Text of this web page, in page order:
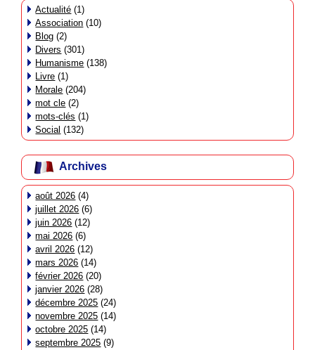
Actualité (1)
Association (10)
Blog (2)
Divers (301)
Humanisme (138)
Livre (1)
Morale (204)
mot cle (2)
mots-clés (1)
Social (132)
Archives
août 2026 (4)
juillet 2026 (6)
juin 2026 (12)
mai 2026 (6)
avril 2026 (12)
mars 2026 (14)
février 2026 (20)
janvier 2026 (28)
décembre 2025 (24)
novembre 2025 (14)
octobre 2025 (14)
septembre 2025 (9)